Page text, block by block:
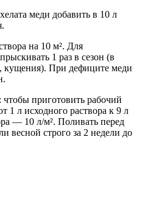
меди добавить в 10 л
на 10 м². Для
1 раз в сезон (в
кущения). При дефиците меди
приготовить рабочий
1 л исходного раствора к 9 л
— 10 л/м². Поливать перед
весной строго за 2 недели до